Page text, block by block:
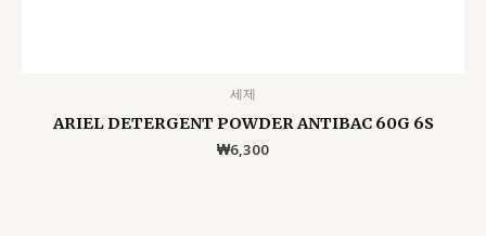
세제
ARIEL DETERGENT POWDER ANTIBAC 60G 6S
₩6,300